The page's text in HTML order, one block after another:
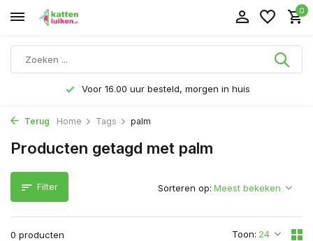
0
Voor 16.00 uur besteld, morgen in huis
Terug Home Tags palm
Producten getagd met palm
Filter
0 producten Toon:
Sorteren op: